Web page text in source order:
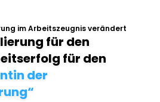
im Arbeitszeugnis verändert
für den
für den
der